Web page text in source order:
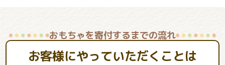
おもちゃを寄付するまでの流れ
お客様にやっていただくことは